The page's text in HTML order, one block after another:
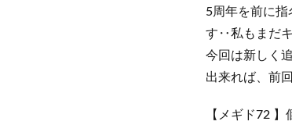
5周年を前に
す‥私もまだ
今回は新しく
出来れば、前
【メギド72